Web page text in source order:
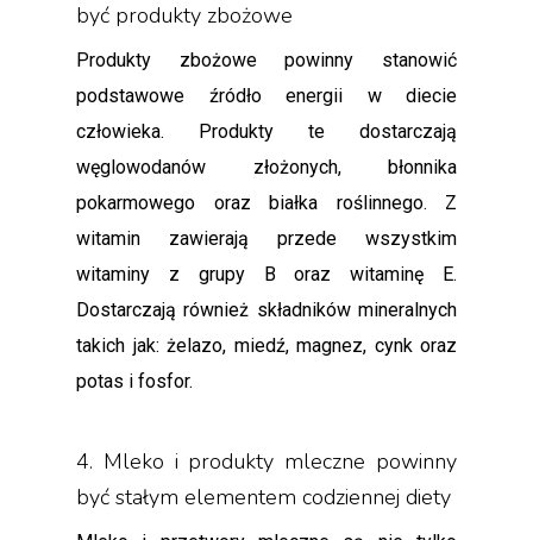
być produkty zbożowe
Produkty zbożowe powinny stanowić
podstawowe źródło energii w diecie
człowieka. Produkty te dostarczają
węglowodanów złożonych, błonnika
pokarmowego oraz białka roślinnego. Z
witamin zawierają przede wszystkim
witaminy z grupy B oraz witaminę E.
Dostarczają również składników mineralnych
takich jak: żelazo, miedź, magnez, cynk oraz
potas i fosfor.
4. Mleko i produkty mleczne powinny
być stałym elementem codziennej diety